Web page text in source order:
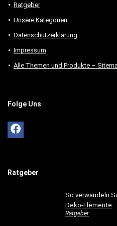
Ratgeber
Unsere Kategorien
Datenschutzerklärung
Impressum
Alle Themen und Produkte –
Folge Uns
Ratgeber
So verwandeln
Deko-Elemente
Ratgeber